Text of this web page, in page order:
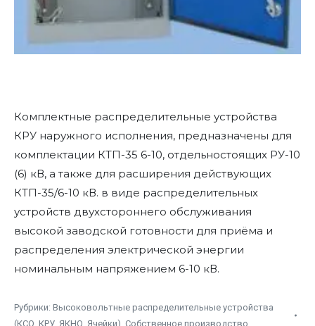
Комплектные распределительные устройства
КРУ наружного исполнения, предназначены для
комплектации КТП-35 6-10, отдельностоящих РУ-10
(6) кВ, а также для расширения действующих
КТП-35/6-10 кВ. в виде распределительных
устройств двухстороннего обслуживания
высокой заводской готовности для приёма и
распределения электрической энергии
номинальным напряжением 6-10 кВ.
Рубрики: Высоковольтные распределительные устройства
(КСО, КРУ, ЯКНО, Ячейки), Собственное производство